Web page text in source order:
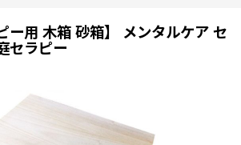
ー用 木箱 砂箱】 メンタルケア セ
セラピー